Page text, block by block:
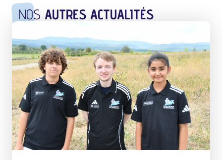
NOS AUTRES ACTUALITÉS